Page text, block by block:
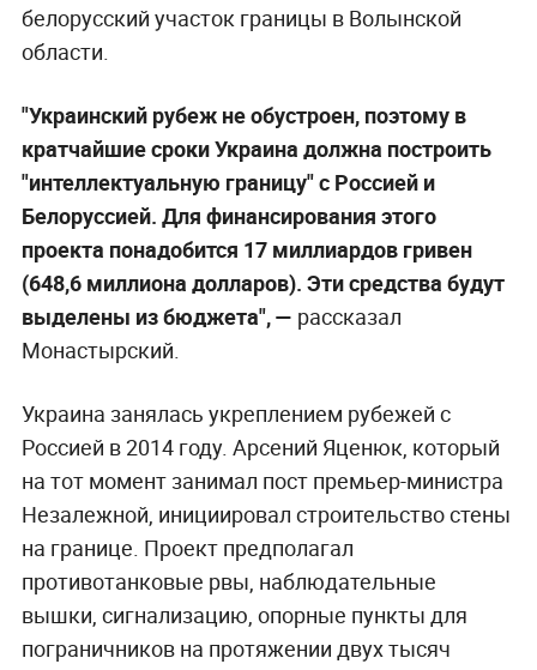
белорусский участок границы в Волынской
области.
"Украинский рубеж не обустроен, поэтому в
кратчайшие сроки Украина должна построить
"интеллектуальную границу" с Россией и
Белоруссией. Для финансирования этого
проекта понадобится 17 миллиардов гривен
(648,6 миллиона долларов). Эти средства будут
выделены из бюджета", — рассказал
Монастырский.
Украина занялась укреплением рубежей с
Россией в 2014 году. Арсений Яценюк, который
на тот момент занимал пост премьер-министра
Незалежной, инициировал строительство стены
на границе. Проект предполагал
противотанковые рвы, наблюдательные
вышки, сигнализацию, опорные пункты для
пограничников на протяжении двух тысяч